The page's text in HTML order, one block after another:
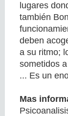
lugares
también
deben
a su ritmo;
sometidos
... Es un
Mas